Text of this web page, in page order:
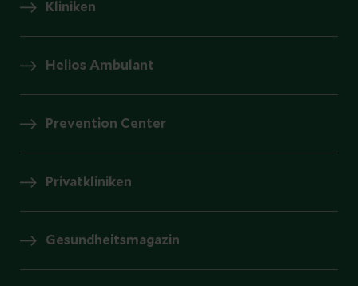
Kliniken
Helios Ambulant
Prevention Center
Privatkliniken
Gesundheitsmagazin